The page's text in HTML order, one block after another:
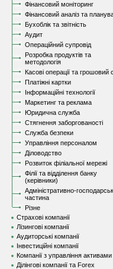
Фінансовий моніторинг
Фінансовий аналіз та
Бухоблік та звітність
Аудит
Операційний супровід
Розробка продуктів та
методологія
Касові операції та грошовий
Платіжні картки
Інформаційні технології
Маркетинг та реклама
Юридична служба
Стягнення заборгованості
Служба безпеки
Управління персоналом
Діловодство
Розвиток філіальної мережі
Філії та відділення банку
(керівники)
Адміністративно-
частина
Різне
Страхові компанії
Лізингові компанії
Аудиторські компанії
Інвестиційні компанії
Компанії з управління активами
Ділінгові компанії та Forex